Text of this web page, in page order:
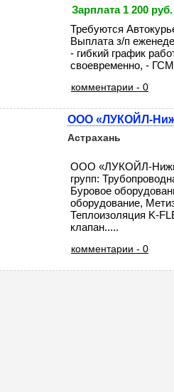
Зарплата 1 200 руб.
Требуются
Выплата з/п
- гибкий график
своевременно, -
комментарии - 0
ООО «ЛУКОЙЛ-
Астрахань
ООО «ЛУКОЙЛ-
групп:
Буровое
оборудование,
Теплоизоляция K-
клапан.....
комментарии - 0